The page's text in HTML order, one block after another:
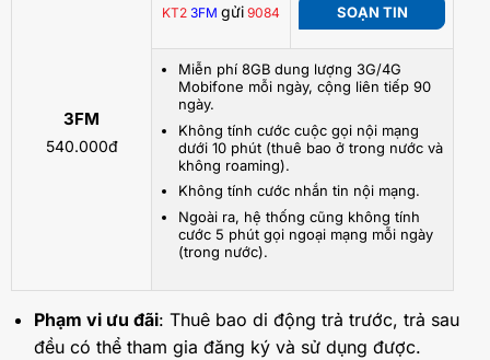
3FM
540.000đ
KT2 3FM gửi 9084 SOẠN TIN
Miễn phí 8GB dung lượng 3G/4G
Mobifone mỗi ngày, cộng liên tiếp 90
ngày.
Không tính cước cuộc gọi nội mạng
dưới 10 phút (thuê bao ở trong nước và
không roaming).
Không tính cước nhắn tin nội mạng.
Ngoài ra, hệ thống cũng không tính
cước 5 phút gọi ngoại mạng mỗi ngày
(trong nước).
Phạm vi ưu đãi: Thuê bao di động trả trước, trả sau
đều có thể tham gia đăng ký và sử dụng được.